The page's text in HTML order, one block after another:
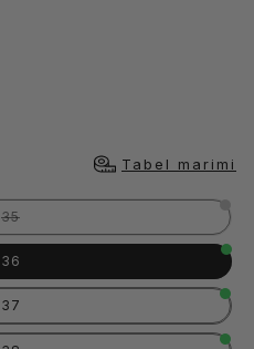
Tabel marimi
35Varianta
stocul
este
indisponibilă
36
37